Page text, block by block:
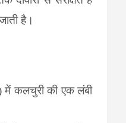
है।
में कलचुरी की एक लंबी